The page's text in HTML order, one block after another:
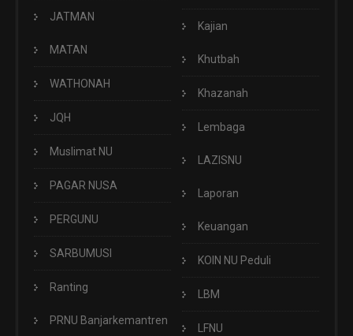
JATMAN
MATAN
WATHONAH
JQH
Muslimat NU
PAGAR NUSA
PERGUNU
SARBUMUSI
Ranting
PRNU Banjarkemantren
Kajian
Khutbah
Khazanah
Lembaga
LAZISNU
Laporan
Keuangan
KOIN NU Peduli
LBM
LFNU